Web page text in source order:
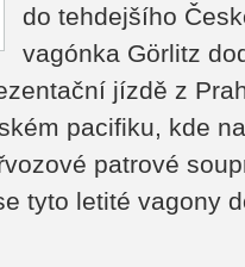
do tehdejšího
vagónka Görlitz
jízdě z
pacifiku, kde
patrové
tyto letité vagony